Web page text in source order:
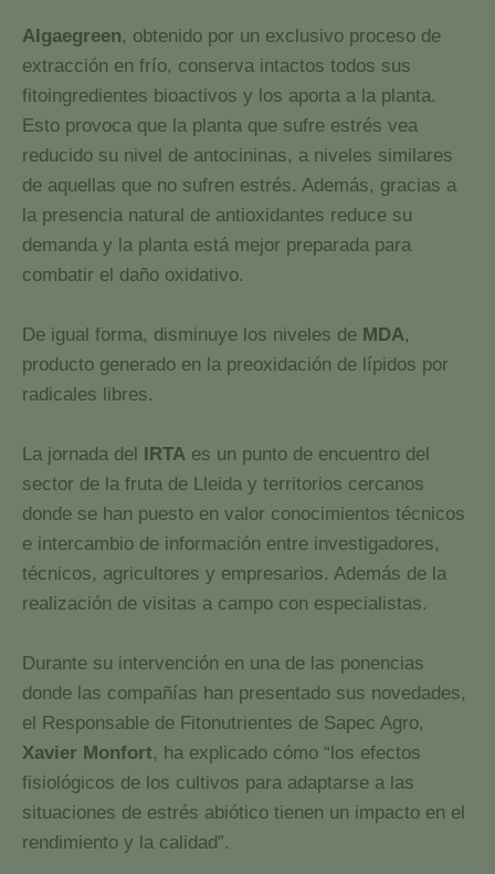
Algaegreen, obtenido por un exclusivo proceso de
extracción en frío, conserva intactos todos sus
fitoingredientes bioactivos y los aporta a la planta.
Esto provoca que la planta que sufre estrés vea
reducido su nivel de antocininas, a niveles similares
de aquellas que no sufren estrés. Además, gracias a
la presencia natural de antioxidantes reduce su
demanda y la planta está mejor preparada para
combatir el daño oxidativo.
De igual forma, disminuye los niveles de MDA,
producto generado en la preoxidación de lípidos por
radicales libres.
La jornada del IRTA es un punto de encuentro del
sector de la fruta de Lleida y territorios cercanos
donde se han puesto en valor conocimientos técnicos
e intercambio de información entre investigadores,
técnicos, agricultores y empresarios. Además de la
realización de visitas a campo con especialistas.
Durante su intervención en una de las ponencias
donde las compañías han presentado sus novedades,
el Responsable de Fitonutrientes de Sapec Agro,
Xavier Monfort, ha explicado cómo “los efectos
fisiológicos de los cultivos para adaptarse a las
situaciones de estrés abiótico tienen un impacto en el
rendimiento y la calidad”.